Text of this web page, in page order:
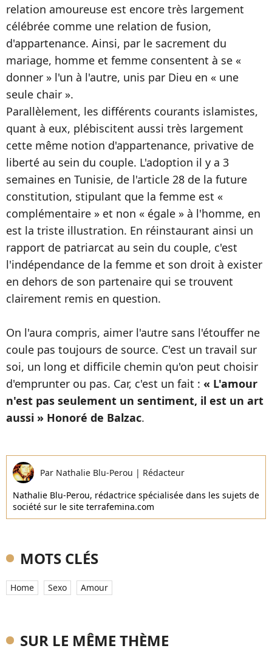
relation amoureuse est encore très largement
célébrée comme une relation de fusion,
d'appartenance. Ainsi, par le sacrement du
mariage, homme et femme consentent à se «
donner » l'un à l'autre, unis par Dieu en « une
seule chair ».
Parallèlement, les différents courants islamistes,
quant à eux, plébiscitent aussi très largement
cette même notion d'appartenance, privative de
liberté au sein du couple. L'adoption il y a 3
semaines en Tunisie, de l'article 28 de la future
constitution, stipulant que la femme est «
complémentaire » et non « égale » à l'homme, en
est la triste illustration. En réinstaurant ainsi un
rapport de patriarcat au sein du couple, c'est
l'indépendance de la femme et son droit à exister
en dehors de son partenaire qui se trouvent
clairement remis en question.
On l'aura compris, aimer l'autre sans l'étouffer ne
coule pas toujours de source. C'est un travail sur
soi, un long et difficile chemin qu'on peut choisir
d'emprunter ou pas. Car, c'est un fait : « L'amour
n'est pas seulement un sentiment, il est un art
aussi » Honoré de Balzac.
Par Nathalie Blu-Perou | Rédacteur
Nathalie Blu-Perou, rédactrice spécialisée dans les sujets de
société sur le site terrafemina.com
MOTS CLÉS
Home Sexo Amour
SUR LE MÊME THÈME